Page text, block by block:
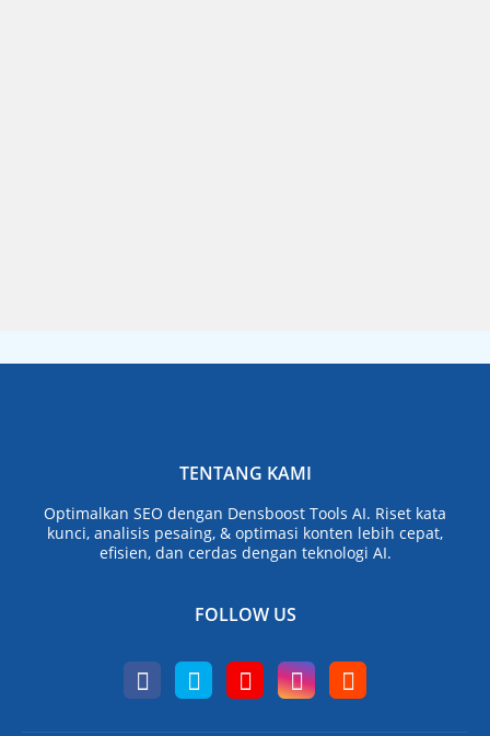
TENTANG KAMI
Optimalkan SEO dengan Densboost Tools AI. Riset kata
kunci, analisis pesaing, & optimasi konten lebih cepat,
efisien, dan cerdas dengan teknologi AI.
FOLLOW US